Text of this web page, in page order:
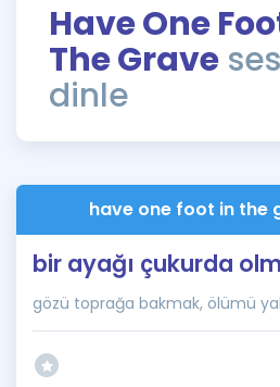
Kampanyalar
Blog
Have One
The Grave
dinle
have one foot in the
bir ayağı çukurda
gözü toprağa bakmak, ölümü